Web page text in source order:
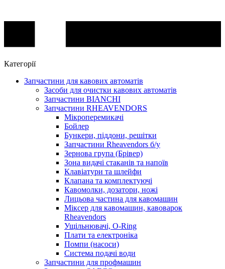
Категорії
Запчастини для кавових автоматів
Засоби для очистки кавових автоматів
Запчастини BIANCHI
Запчастини RHEAVENDORS
Мікроперемикачі
Бойлер
Бункери, піддони, решітки
Запчастини Rheavendors б/у
Зернова група (Брівер)
Зона видачі стаканів та напоїв
Клавіатури та шлейфи
Клапана та комплектуючі
Кавомолки, дозатори, ножі
Лицьова частина для кавомашин
Міксер для кавомашин, кавоварок
Rheavendors
Ущільнювачі, O-Ring
Плати та електроніка
Помпи (насоси)
Система подачі води
Запчастини для профмашин